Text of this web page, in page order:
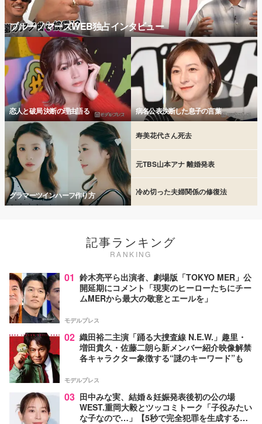
ブルーノマーズWEB独占インタビュー
恋人と破局 決断の理由語る 病名公表決断した息子の言葉
グラマーツインハーフ作り方
寿美花代さん死去
元TBS山本アナ 離婚発表
冷め切った夫婦関係の修復法
記事ランキング
RANKING
01 鈴木亮平ら出演者、劇場版「TOKYO MER」公
開延期にコメント「現実のヒーローたちにチー
ムMERから最大の敬意とエールを」
モデルプレス
02 織田裕二主演「踊る大捜査線 N.E.W.」趣里・
増田貴久・佐藤二朗ら新メンバー紹介映像解禁
各キャラクター象徴する“謎のキーワード”も
モデルプレス
03 田中みな実、結婚＆妊娠発表後初の公の場
WEST.重岡大毅とツッコミトーク「子役みたい
な子なので…」【5秒で完全犯罪を生成する方